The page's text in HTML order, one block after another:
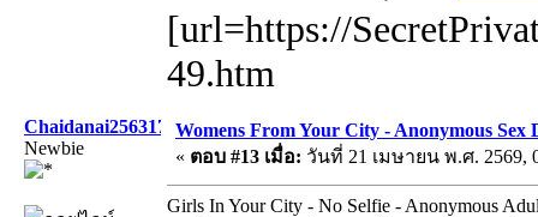
[url=https://
49.htm
Chaidanai256317
Newbie
Womens From Your City - Anonymous Sex
« ตอบ #13 เมื่อ: วันที่ 21 เมษายน พ.ศ. 2569,
Girls In Your City - No Selfie - Anonymous